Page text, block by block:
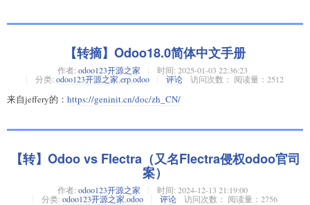
【转摘】Odoo18.0简体中文手册
作者: odoo123开源之家 时间: 2025-01-03 22:36:23
分类: odoo123开源之家 erpodoo 评论 访问次数： 阅读量：2512
来自jeffery的： https://geninit.cn/doc/zh_CN/
【转】Odoo vs Flectra（又名Flectra侵权odoo官司
案）
作者: odoo123开源之家 时间: 2024-12-13 21:19:00
分类: odoo123开源之家 odoo 评论 访问次数： 阅读量：2756